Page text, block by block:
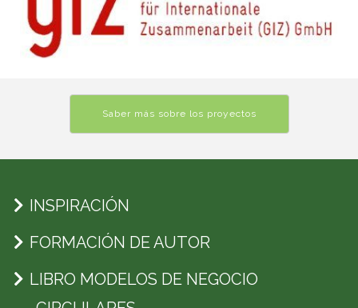
Saber más sobre los proyectos
INSPIRACIÓN
FORMACIÓN DE AUTOR
LIBRO MODELOS DE NEGOCIO